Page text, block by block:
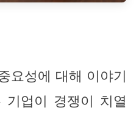
요성에 대해 이야기
업이 경쟁이 치열